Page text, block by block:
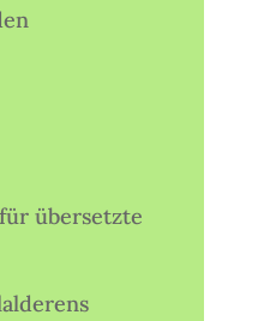
übersetzte